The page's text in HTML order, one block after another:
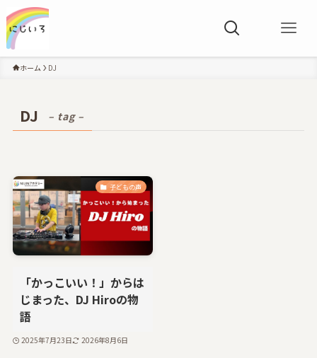
ホーム DJ
DJ – tag –
子どもの声
「かっこいい！」からは
じまった、DJ Hiroの物
語
2025年7月23日 2026年8月6日